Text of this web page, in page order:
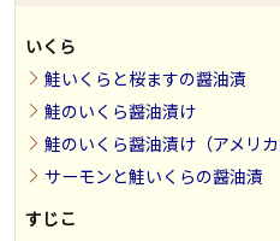
いくら
鮭いくらと桜ますの醤油漬
鮭のいくら醤油漬け
鮭のいくら醤油漬け（アメリカ
サーモンと鮭いくらの醤油漬
すじこ